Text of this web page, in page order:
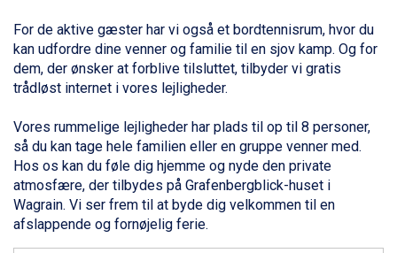
Alleghe fra DKK 5.595
Sauze dOulx fra DKK 4.045
Arabba fra DKK 7.045
La Thuile fra DKK 4.595
Cervinia fra DKK 5.295
Sölden fra DKK 8.445
Bad Hofgastein fra DKK 5.495
Passo Tonale fra DKK 3.795
Saalbach fra DKK 5.945
Champoluc fra DKK 3.795
For de aktive gæster har vi også et bordtennisrum, hvor du
kan udfordre dine venner og familie til en sjov kamp. Og for
dem, der ønsker at forblive tilsluttet, tilbyder vi gratis
trådløst internet i vores lejligheder.
Vores rummelige lejligheder har plads til op til 8 personer,
så du kan tage hele familien eller en gruppe venner med.
Hos os kan du føle dig hjemme og nyde den private
atmosfære, der tilbydes på Grafenbergblick-huset i
Wagrain. Vi ser frem til at byde dig velkommen til en
afslappende og fornøjelig ferie.